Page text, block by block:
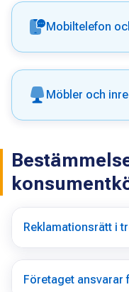
Mobiltelefon
Möbler och
Reklamationsrätt i
Företaget ansvarar